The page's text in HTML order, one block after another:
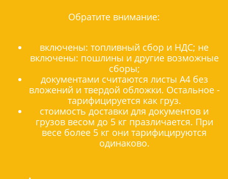
Обратите внимание:
включены: топливный сбор и НДС; не
включены: пошлины и другие возможные
сборы;
документами считаются листы А4 без
вложений и твердой обложки. Остальное -
тарифицируется как груз.
стоимость доставки для документов и
грузов весом до 5 кг празличается. При
весе более 5 кг они тарифицируются
одинаково.